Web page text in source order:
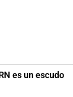
es un escudo